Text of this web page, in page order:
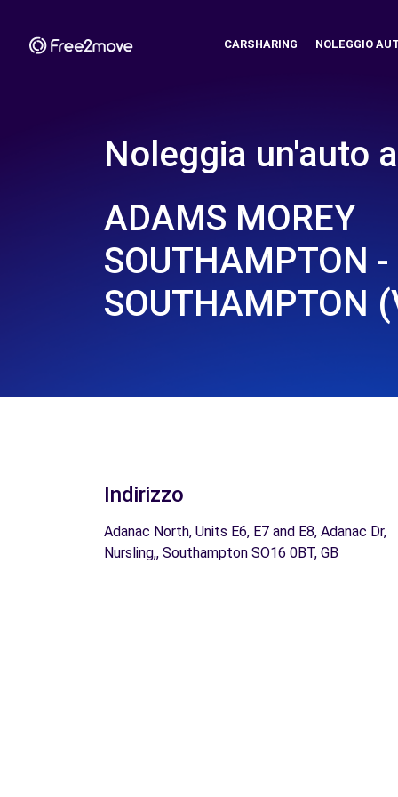
CARSHARING NOLEGGIO
Noleggia un'auto a
ADAMS MOREY
SOUTHAMPTON -
SOUTHAMPTON
Indirizzo
Adanac North, Units E6, E7 and E8, Adanac Dr,
Nursling,, Southampton SO16 0BT, GB